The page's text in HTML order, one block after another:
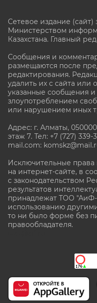
Сетевое издание (сайт)
Министерством
Казахстана. Главный
Сообщения и
размещаются после
редактирования.
удалить их с сайта или
указанные сообщения
злоупотреблением
или нарушением иных
Адрес: г. Алматы,
этаж 7. Тел: +7 (727) 339-
mail.com:
Исключительные
на интернет-сайте, в
с законодательством
результатов
принадлежат ТОО "АиФ-
использованию
то ни было форме без
правообладателя.